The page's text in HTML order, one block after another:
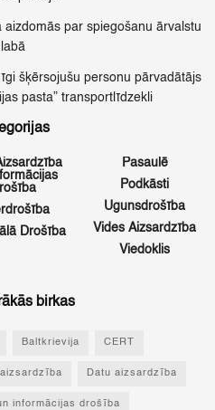
aizdomās par spiegošanu ārvalstu
labā
šķērsojušu personu pārvadātājs
pasta” transportlīdzekli
Drošība
Pasaulē
Podkāsti
Ugunsdrošība
Vides Aizsardzība
Viedoklis
birkas
Baltkrievija CERT
Datu aizsardzība
informācijas drošība